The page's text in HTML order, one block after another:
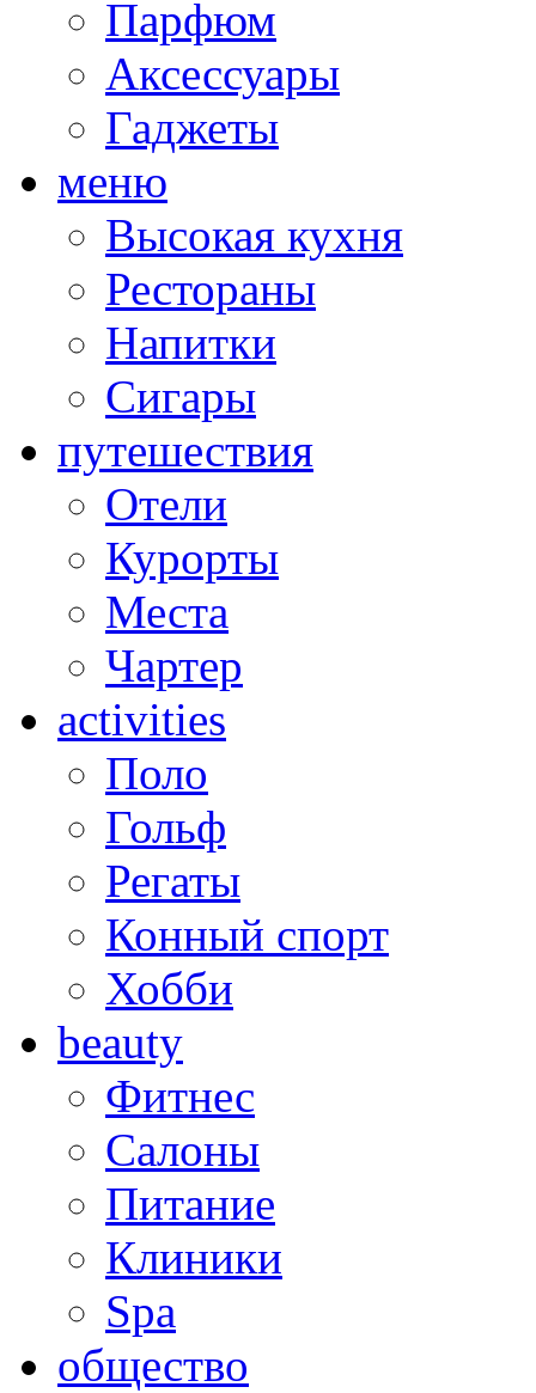
Парфюм
Аксессуары
Гаджеты
меню
Высокая кухня
Рестораны
Напитки
Сигары
путешествия
Отели
Курорты
Места
Чартер
activities
Поло
Гольф
Регаты
Конный спорт
Хобби
beauty
Фитнес
Салоны
Питание
Клиники
Spa
общество